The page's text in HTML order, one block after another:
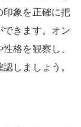
印象を正確に把
きます。オン
格を観察し、
しましょう。